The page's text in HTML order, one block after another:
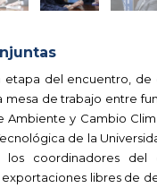
etapa del encuentro,
mesa de trabajo entre
Ambiente y Cambio
de la
los coordinadores del
libres de